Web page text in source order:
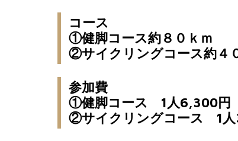
コース
①健脚コース約８０ｋｍ
②サイクリングコース約４
参加費
①健脚コース 1人6,300円（
②サイクリングコース 1人